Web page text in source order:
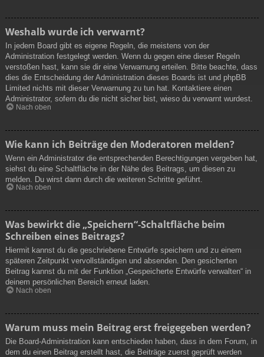
Weshalb wurde ich verwarnt?
In jedem Board gibt es eigene Regeln, die meistens von der
Administration festgelegt werden. Wenn du gegen eine dieser Regeln
verstoßen hast, kann sie dir eine Verwarnung erteilen. Bitte beachte, dass
dies die Entscheidung der Administration dieses Boards ist und phpBB
Limited nichts mit dieser Verwarnung zu tun hat. Kontaktiere einen
Administrator, sofern du die nicht sicher bist, wieso du verwarnt wurdest.
Nach oben
Wie kann ich Beiträge den Moderatoren melden?
Wenn ein Administrator die entsprechenden Berechtigungen vergeben hat,
siehst du eine Schaltfläche in der Nähe des Beitrags, um diesen zu
melden. Du wirst dann durch die weiteren Schritte geführt.
Nach oben
Was bewirkt die „Speichern“-Schaltfläche beim
Schreiben eines Beitrags?
Hiermit kannst du die geschriebene Entwürfe speichern und zu einem
späteren Zeitpunkt vervollständigen und absenden. Den gesicherten
Beitrag kannst du mit der Funktion „Gespeicherte Entwürfe verwalten“ in
deinem persönlichen Bereich erneut laden.
Nach oben
Warum muss mein Beitrag erst freigegeben werden?
Die Board-Administration kann entschieden haben, dass in dem Forum, in
dem du einen Beitrag erstellt hast, die Beiträge zuerst geprüft werden